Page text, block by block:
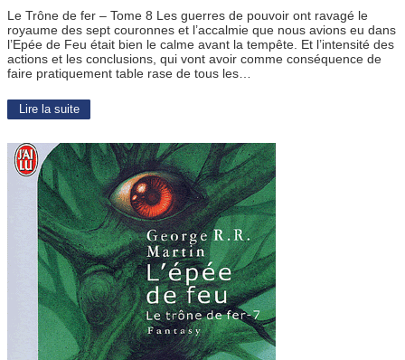
Le Trône de fer – Tome 8 Les guerres de pouvoir ont ravagé le
royaume des sept couronnes et l’accalmie que nous avions eu dans
l’Epée de Feu était bien le calme avant la tempête. Et l’intensité des
actions et les conclusions, qui vont avoir comme conséquence de
faire pratiquement table rase de tous les…
Lire la suite